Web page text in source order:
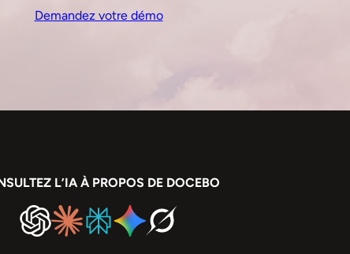
Demandez votre démo
L’IA À PROPOS DE DOCEBO